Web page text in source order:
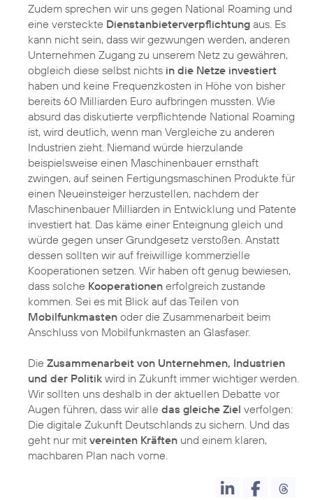
Zudem sprechen wir uns gegen National Roaming und
eine versteckte Dienstanbieterverpflichtung aus. Es
kann nicht sein, dass wir gezwungen werden, anderen
Unternehmen Zugang zu unserem Netz zu gewähren,
obgleich diese selbst nichts in die Netze investiert
haben und keine Frequenzkosten in Höhe von bisher
bereits 60 Milliarden Euro aufbringen mussten. Wie
absurd das diskutierte verpflichtende National Roaming
ist, wird deutlich, wenn man Vergleiche zu anderen
Industrien zieht. Niemand würde hierzulande
beispielsweise einen Maschinenbauer ernsthaft
zwingen, auf seinen Fertigungsmaschinen Produkte für
einen Neueinsteiger herzustellen, nachdem der
Maschinenbauer Milliarden in Entwicklung und Patente
investiert hat. Das käme einer Enteignung gleich und
würde gegen unser Grundgesetz verstoßen. Anstatt
dessen sollten wir auf freiwillige kommerzielle
Kooperationen setzen. Wir haben oft genug bewiesen,
dass solche Kooperationen erfolgreich zustande
kommen. Sei es mit Blick auf das Teilen von
Mobilfunkmasten oder die Zusammenarbeit beim
Anschluss von Mobilfunkmasten an Glasfaser.
Die Zusammenarbeit von Unternehmen, Industrien
und der Politik wird in Zukunft immer wichtiger werden.
Wir sollten uns deshalb in der aktuellen Debatte vor
Augen führen, dass wir alle das gleiche Ziel verfolgen:
Die digitale Zukunft Deutschlands zu sichern. Und das
geht nur mit vereinten Kräften und einem klaren,
machbaren Plan nach vorne.